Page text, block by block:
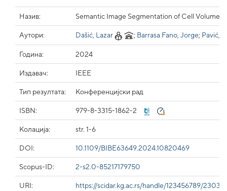
Назив: Semantic Image Segmentation of Cell
Аутори: Dašić, Lazar ; Barrasa Fano, Jorge; Pavić,
Година: 2024
Издавач: IEEE
Тип резултата: Конференцијски рад
ISBN: 979-8-3315-1862-2
Колација: str. 1-6
DOI: 10.1109/BIBE63649.2024.10820469
Scopus-ID: 2-s2.0-85217179750
URI:
https://scidar.kg.ac.rs/handle/123456789/23031